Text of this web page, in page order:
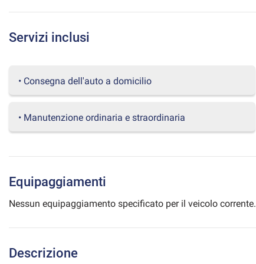
Servizi inclusi
• Consegna dell'auto a domicilio
• Manutenzione ordinaria e straordinaria
Equipaggiamenti
Nessun equipaggiamento specificato per il veicolo corrente.
Descrizione
questi
di
alla
Puoi
tue
scelte
in